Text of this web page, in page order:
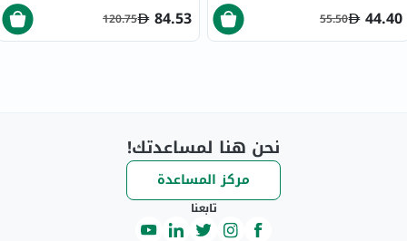
44.40
55.50
84.53
120.75
نحن هنا لمساعدتك!
مركز المساعدة
تابعنا